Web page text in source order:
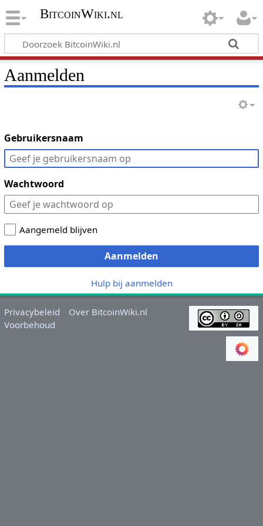
BitcoinWiki.nl
Aanmelden
Gebruikersnaam
Wachtwoord
Aangemeld blijven
Aanmelden
Hulp bij aanmelden
Privacybeleid
Over BitcoinWiki.nl
Voorbehoud